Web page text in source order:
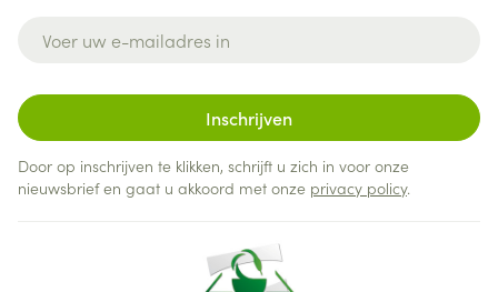
Inschrijven
Door op inschrijven te klikken, schrijft u zich in voor onze
nieuwsbrief en gaat u akkoord met onze privacy policy.